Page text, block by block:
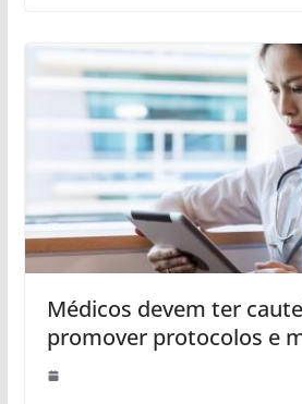
Médicos devem ter
promover protocolos e